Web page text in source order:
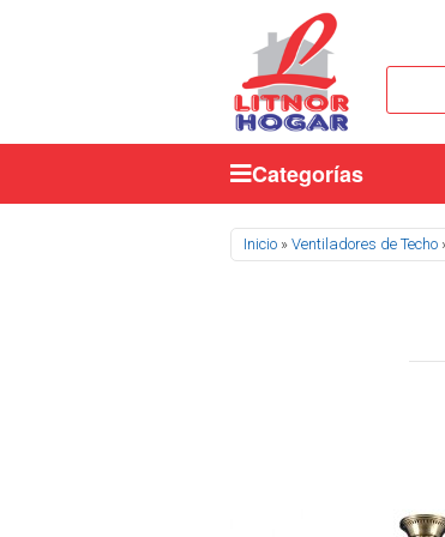
Categorías
Se encuentra usted aquí
Inicio » Ventiladores de Techo